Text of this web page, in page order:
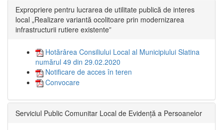
Expropriere pentru lucrarea de utilitate publică de interes
local „Realizare variantă ocolitoare prin modernizarea
infrastructurii rutiere existente”
Hotărârea Consiliului Local al Municipiului Slatina
numărul 49 din 29.02.2020
Notificare de acces în teren
Convocare
Serviciul Public Comunitar Local de Evidență a Persoanelor